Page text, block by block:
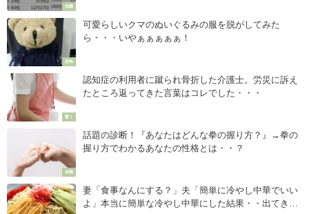
知識
恐怖
可愛らしいクマのぬいぐるみの服を脱がしてみた
ら・・・いやぁぁぁぁぁ！
驚く
認知症の利用者に蹴られ骨折した介護士。労災に訴え
たところ返ってきた言葉はコレでした・・・
知識
話題の診断！『あなたはどんな拳の握り方？』→拳の
握り方でわかるあなたの性格とは・・？
妻「食事なんにする？」夫「簡単に冷やし中華でいい
よ」本当に簡単な冷やし中華にした結果・・出てきた